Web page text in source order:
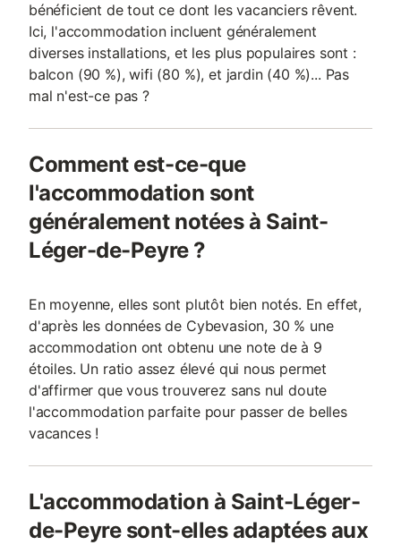
bénéficient de tout ce dont les vacanciers rêvent.
Ici, l'accommodation incluent généralement
diverses installations, et les plus populaires sont :
balcon (90 %), wifi (80 %), et jardin (40 %)... Pas
mal n'est-ce pas ?
Comment est-ce-que
l'accommodation sont
généralement notées à Saint-
Léger-de-Peyre ?
En moyenne, elles sont plutôt bien notés. En effet,
d'après les données de Cybevasion, 30 % une
accommodation ont obtenu une note de à 9
étoiles. Un ratio assez élevé qui nous permet
d'affirmer que vous trouverez sans nul doute
l'accommodation parfaite pour passer de belles
vacances !
L'accommodation à Saint-Léger-
de-Peyre sont-elles adaptées aux